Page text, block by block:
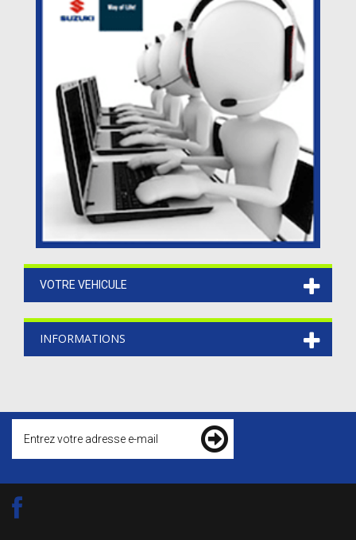
VOTRE VEHICULE
INFORMATIONS